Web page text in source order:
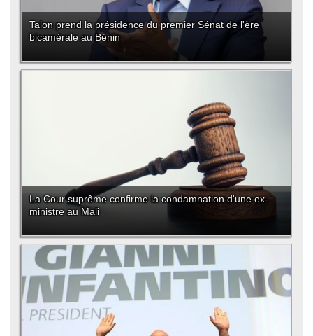
Talon prend la présidence du premier Sénat de l'ère
bicamérale au Bénin
La Cour suprême confirme la condamnation d'une ex-
ministre au Mali